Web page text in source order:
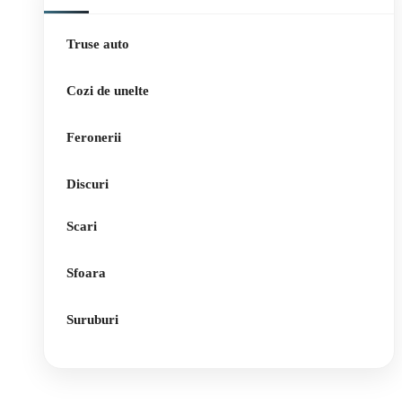
Truse auto
Cozi de unelte
Feronerii
Discuri
Scari
Sfoara
Suruburi